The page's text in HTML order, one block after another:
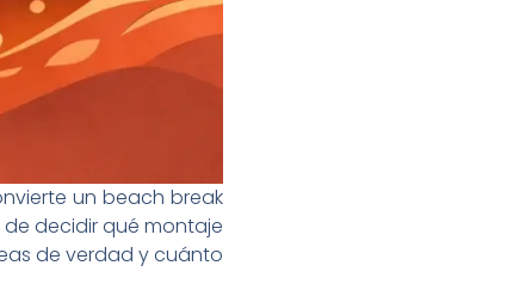
un beach break
de decidir qué montaje
de verdad y cuánto